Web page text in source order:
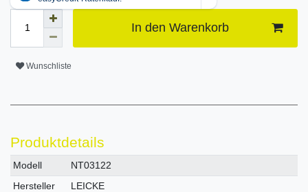
In den Warenkorb
Wunschliste
Produktdetails
Technisches
Merkmal
Wert
Modell
NT03122
Hersteller
LEICKE